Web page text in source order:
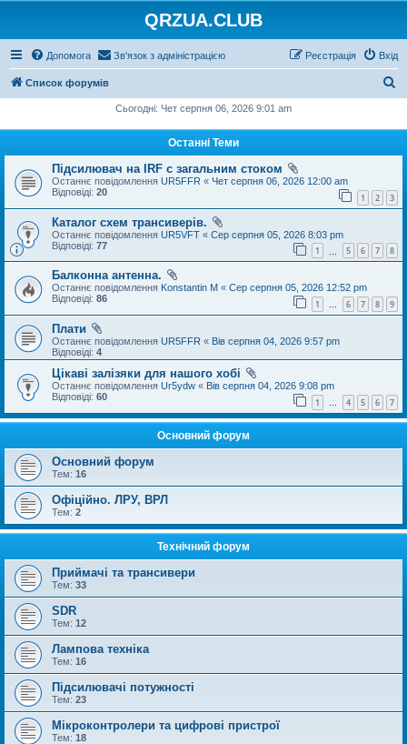
QRZUA.CLUB
Допомога Зв'язок з адміністрацією Вхід
Реєстрація
Список форумів
Сьогодні: Чет серпня 06, 2026 9:01 am
Останні Теми
Підсилювач на IRF с загальним стоком
Останнє повідомлення UR5FFR « Чет серпня 06, 2026 12:00 am
Відповіді: 20 1 2 3
Каталог схем трансиверів.
Останнє повідомлення UR5VFT « Сер серпня 05, 2026 8:03 pm
Відповіді: 77 1 5 6 7 8
Балконна антенна.
Останнє повідомлення Konstantin M « Сер серпня 05, 2026 12:52 pm
Відповіді: 86 1 … 6 7 8 9
Плати
Останнє повідомлення UR5FFR « Вів серпня 04, 2026 9:57 pm
Відповіді: 4
Цікаві залізяки для нашого хобі
Останнє повідомлення Ur5ydw « Вів серпня 04, 2026 9:08 pm
Відповіді: 60 1 … 4 5 6 7
Основний форум
Основний форум
Тем: 16
Офіційно. ЛРУ, ВРЛ
Тем: 2
Технічний форум
Приймачі та трансивери
Тем: 33
SDR
Тем: 12
Лампова техніка
Тем: 16
Підсилювачі потужності
Тем: 23
Мікроконтролери та цифрові пристрої
Тем: 18